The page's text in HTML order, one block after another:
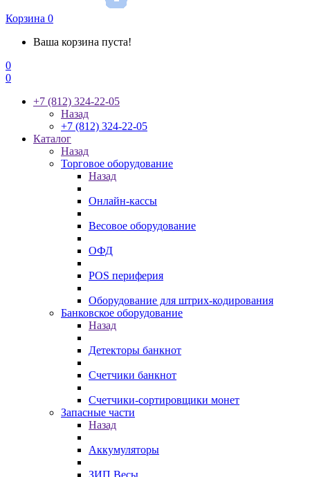
Корзина 0
Ваша корзина пуста!
0
0
+7 (812) 324-22-05
Назад
+7 (812) 324-22-05
Каталог
Назад
Торговое оборудование
Назад
Онлайн-кассы
Весовое оборудование
ОФД
POS периферия
Оборудование для штрих-кодирования
Банковское оборудование
Назад
Детекторы банкнот
Счетчики банкнот
Счетчики-сортировщики монет
Запасные части
Назад
Аккумуляторы
ЗИП Весы